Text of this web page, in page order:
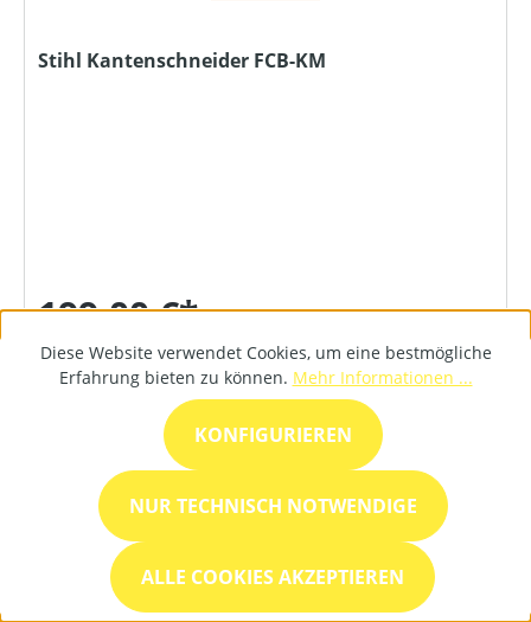
Stihl Kantenschneider FCB-KM
199,00 €*
DETAILS
Diese Website verwendet Cookies, um eine bestmögliche
Erfahrung bieten zu können. Mehr Informationen ...
NUR TECHNISCH NOTWENDIGE
KONFIGURIEREN
ALLE COOKIES AKZEPTIEREN